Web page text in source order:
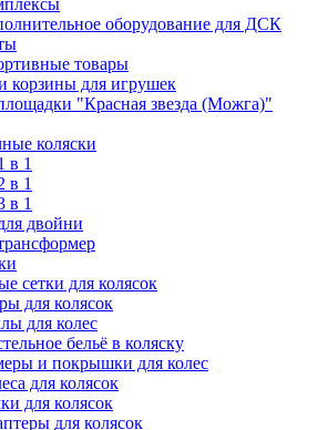
оборудование для ДСК
товары
корзины для игрушек
"Красная звезда (Можга)"
коляски
в 1
в 1
в 1
двойни
сетки для колясок
для колясок
для колес
бельё в коляску
и покрышки для колес
для колясок
для колясок
для колясок